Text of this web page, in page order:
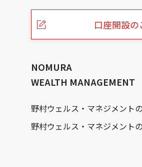
口座開設の
NOMURA
WEALTH MANAGEMENT
野村ウェルス・マネジメント
野村ウェルス・マネジメント